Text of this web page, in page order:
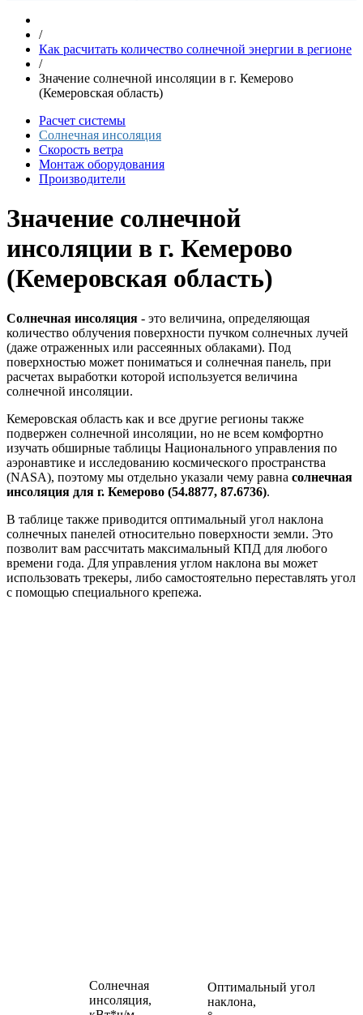
/
Как расчитать количество солнечной энергии в регионе
/
Значение солнечной инсоляции в г. Кемерово
(Кемеровская область)
Расчет системы
Солнечная инсоляция
Скорость ветра
Монтаж оборудования
Производители
Значение солнечной
инсоляции в г. Кемерово
(Кемеровская область)
Солнечная инсоляция - это величина, определяющая
количество облучения поверхности пучком солнечных лучей
(даже отраженных или рассеянных облаками). Под
поверхностью может пониматься и солнечная панель, при
расчетах выработки которой используется величина
солнечной инсоляции.
Кемеровская область как и все другие регионы также
подвержен солнечной инсоляции, но не всем комфортно
изучать обширные таблицы Национального управления по
аэронавтике и исследованию космического пространства
(NASA), поэтому мы отдельно указали чему равна солнечная
инсоляция для г. Кемерово (54.8877, 87.6736).
В таблице также приводится оптимальный угол наклона
солнечных панелей относительно поверхности земли. Это
позволит вам рассчитать максимальный КПД для любого
времени года. Для управления углом наклона вы может
использовать трекеры, либо самостоятельно переставлять угол
с помощью специального крепежа.
Солнечная
инсоляция,
Оптимальный угол
наклона,